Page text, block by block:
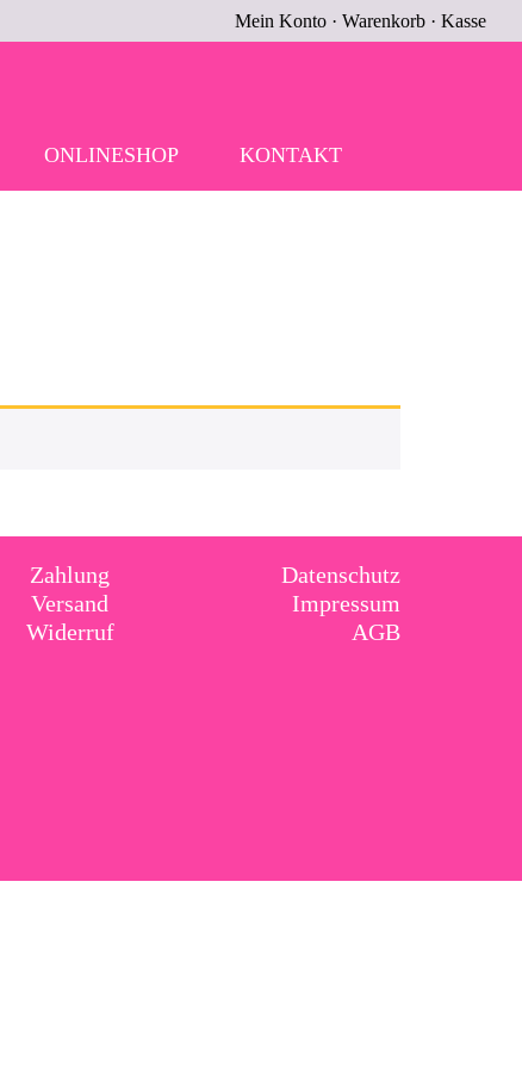
Mein Konto · Warenkorb · Kasse
ONLINESHOP KONTAKT
Zahlung
Versand
Widerruf
Datenschutz
Impressum
AGB